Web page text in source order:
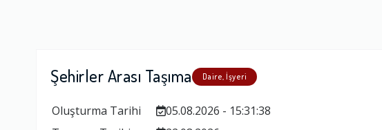
Şehirler Arası Taşıma Daire, İşyeri
Oluşturma Tarihi
05.08.2026 - 15:31:38